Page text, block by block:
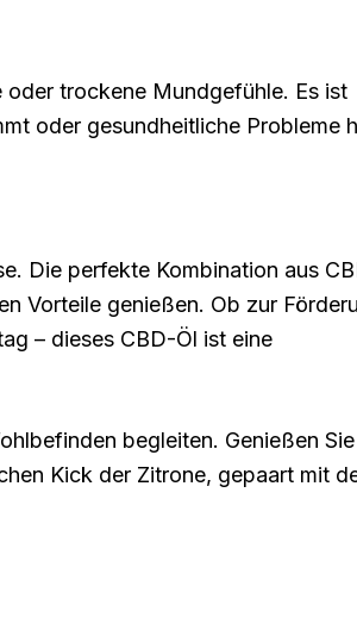
trockene Mundgefühle. Es ist
oder gesundheitliche Probleme
Die perfekte Kombination aus
Vorteile genießen. Ob zur
– dieses CBD-Öl ist eine
begleiten. Genießen
Kick der Zitrone, gepaart mit